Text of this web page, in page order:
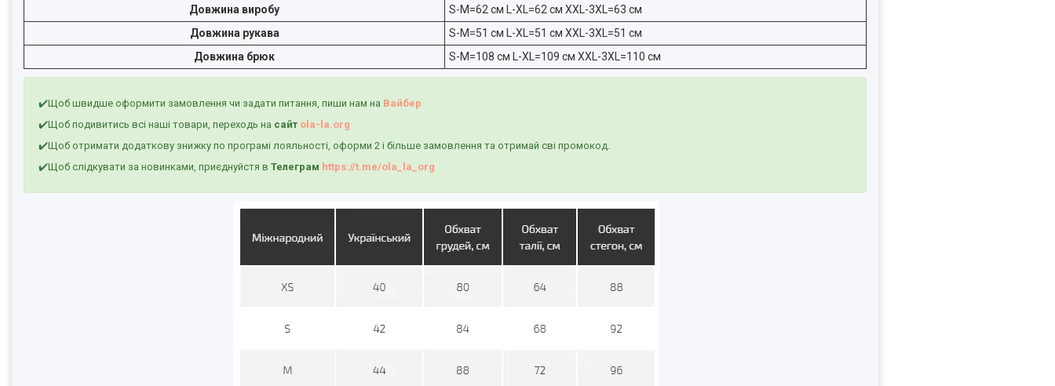
Довжина виробу
S-M=62 см L-XL=62 см XXL-3XL=63 см
Довжина рукава
S-M=51 см L-XL=51 см XXL-3XL=51 см
Довжина брюк
S-M=108 см L-XL=109 см XXL-3XL=110 см
✔️Щоб швидше оформити замовлення чи задати питання, пиши нам на Вайбер
✔️Щоб подивитись всі наші товари, переходь на сайт ola-la.org
✔️Щоб отримати додаткову знижку по програмі лояльності, оформи 2 і більше замовлення та отримай сві промокод.
✔️Щоб слідкувати за новинками, приєднуйстя в Телеграм https://t.me/ola_la_org